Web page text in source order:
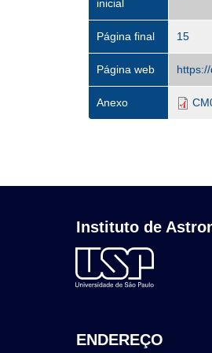
inicial
Página final 15
Página web
Anexo
Instituto de
ENDEREÇO